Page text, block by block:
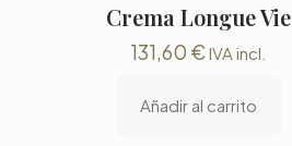
Crema Longue Vie
131,60 €IVA incl.
Añadir al carrito